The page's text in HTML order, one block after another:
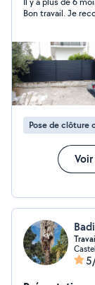
Bon travail. Je
Pose de clôture